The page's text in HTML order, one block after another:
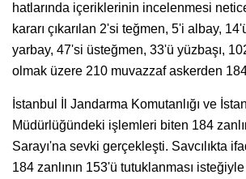
hatlarında içeriklerinin incelenmesi
kararı çıkarılan 2'si teğmen, 5'i albay,
yarbay, 47'si üsteğmen, 33'ü yüzbaşı,
olmak üzere 210 muvazzaf askerden
İstanbul İl Jandarma Komutanlığı ve
Müdürlüğündeki işlemleri biten 184
Sarayı'na sevki gerçekleşti. Savcılıkta
184 zanlının 153'ü tutuklanması